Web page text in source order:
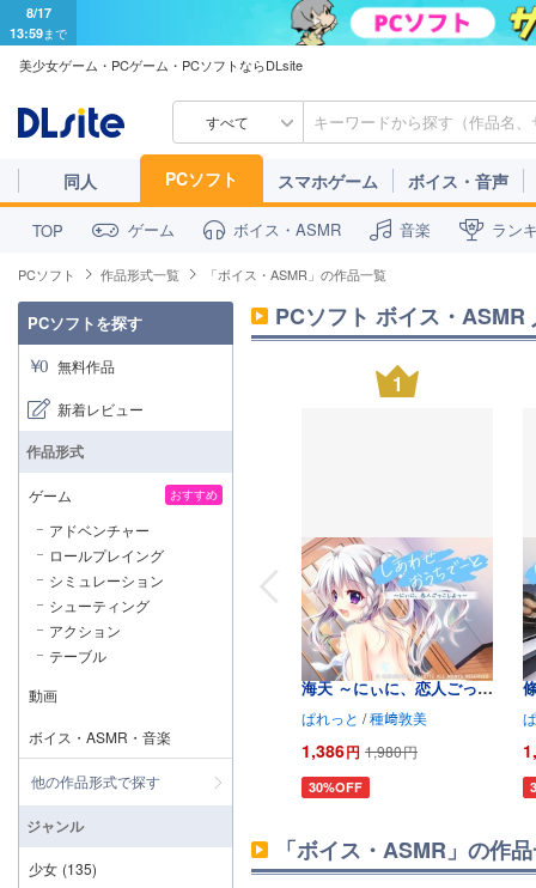
8/17
13:59まで
美少女ゲーム・PCゲーム・PCソフトならDLsite
すべて
同人 PCソフト スマホゲーム ボイス・音声
TOP ゲーム ボイス・ASMR 音楽 ラン
PCソフト 作品形式一覧 「ボイス・ASMR」の作品一覧
PCソフト ボイス・
1
ボイス・ASMR
しあわせおうちでーと・新
海天 ～にぃに、恋人ごっこ
しよっ～
ぱれっと /種﨑敦美
1,386円 1,980円
30%OFF
「ボイス・ASMR」の作
PCソフトを探す
無料作品
新着レビュー
作品形式
ゲーム おすすめ
アドベンチャー
ロールプレイング
シミュレーション
シューティング
アクション
テーブル
動画
ボイス・ASMR・音楽
他の作品形式で探す
ジャンル
少女 (135)